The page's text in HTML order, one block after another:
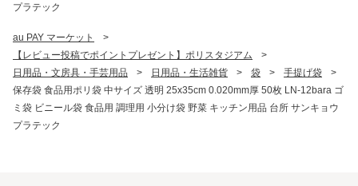
プラテック
au PAY マーケット
>
【レビュー投稿でポイントプレゼント】ポリスタジアム
>
日用品・文房具・手芸用品
> 日用品・生活雑貨 > 袋 > 手提げ袋
>
保存袋 食品用ポリ袋 中サイズ 透明 25x35cm 0.020mm厚 50枚 LN-12bara ゴ
ミ袋 ビニール袋 食品用 調理用 小分け袋 野菜 キッチン用品 台所 サンキョウ
プラテック